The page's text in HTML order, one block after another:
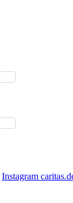
Instagram